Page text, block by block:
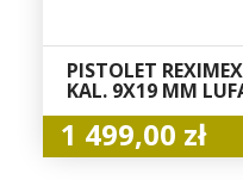
PISTOLET
KAL. 9X19 MM
1 499,00 zł